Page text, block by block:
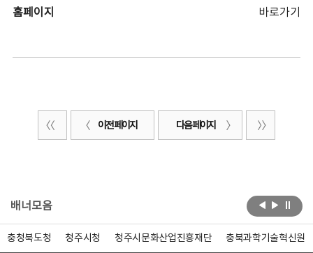
홈페이지
바로가기
이전 페이지 다음 페이지
배너모음
충청북도청 청주시청 청주시문화산업진흥재단 충북과학기술혁신원